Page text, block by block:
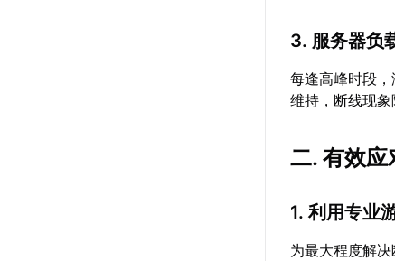
3. 服务器负
每逢高峰时段
维持，断线现象
二. 有效
1. 利用专业
为最大程度解